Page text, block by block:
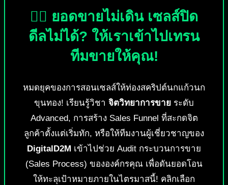
🕵️‍♂️ ยอดขายไม่เดิน เซลส์ปิด
ดีลไม่ได้? ให้เราเข้าไปเทรน
ทีมขายให้คุณ!
หมดยุคของการสอนเซลส์ให้ท่องสคริปต์นกแก้วนก
ขุนทอง! เรียนรู้วิชา จิตวิทยาการขาย ระดับ
Advanced, การสร้าง Sales Funnel ที่สะกดจิต
ลูกค้าตั้งแต่เริ่มทัก, หรือให้ทีมงานผู้เชี่ยวชาญของ
DigitalD2M เข้าไปช่วย Audit กระบวนการขาย
(Sales Process) ขององค์กรคุณ เพื่อดันยอดโอน
ให้ทะลุเป้าหมายภายในไตรมาสนี้! คลิกเลือก